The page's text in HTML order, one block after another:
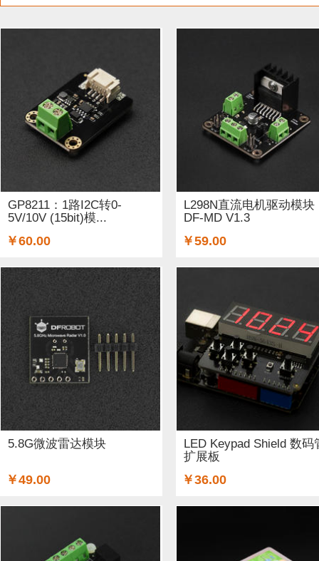
其他传感器 (8) GPS (1) RFID (3) LCD (17) LED
编码器
电容 (1) 直流电机 (19) 锂电池 (2)
铜柱 (2) 太阳能 (3) 其他电子器件 (5) 其他线材 (15)
空气传感器 (62) 促销 (1)
其他扩展板 (14)
STEM/创客 教育 (9) AI 人工智能 (4) 电子墨水 (2)
GP8211：1路I2C转0-
5V/10V (15bit)模...
￥60.00
L298N直流电机驱动模块
DF-MD V1.3
￥59.00
5.8G微波雷达模块
￥49.00
LED Keypad Shield 数码
扩展板
￥36.00